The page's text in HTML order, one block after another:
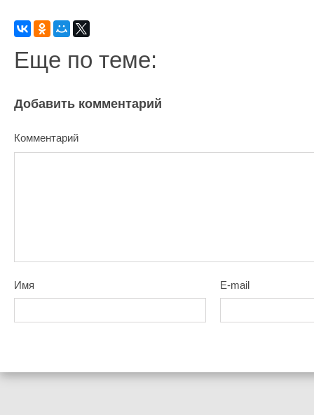
Еще по теме:
Добавить комментарий
Комментарий
Имя E-mail